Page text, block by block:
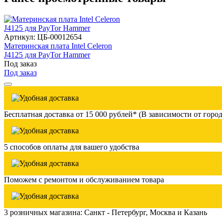
Артикул: ЦБ-00012654
Материнская плата Intel Celeron
J4125 для PayTor Hammer
Под заказ
Под заказ
Бесплатная доставка от 15 000 рублей* (В зависимости от
5 способов оплаты для вашего удобства
Поможем с ремонтом и обслуживанием товара
3 розничных магазина: Санкт - Петербург, Москва и Казань